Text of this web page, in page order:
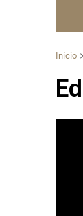
Início